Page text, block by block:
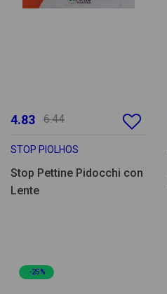
4.83 6.44
STOP PIOLHOS
Stop Pettine Pidocchi con
Lente
-25%